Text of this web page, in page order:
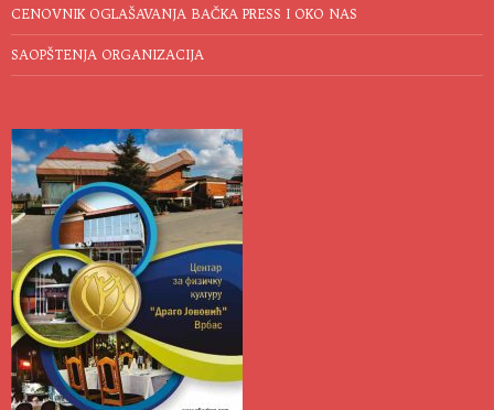
CENOVNIK OGLAŠAVANJA BAČKA PRESS I OKO NAS
SAOPŠTENJA ORGANIZACIJA